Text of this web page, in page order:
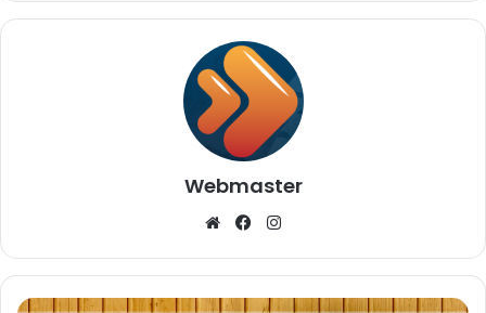
Webmaster
WebsiteFacebook